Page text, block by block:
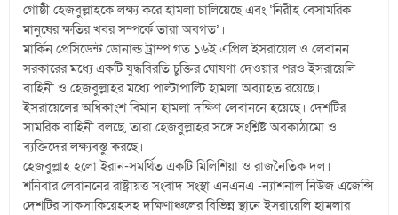
গোষ্ঠী হেজবুল্লাহকে লক্ষ্য করে হামলা চালিয়েছে এবং ‘নিরীহ বেসামরিক
মানুষের ক্ষতির খবর সম্পর্কে তারা অবগত’।
মার্কিন প্রেসিডেন্ট ডোনাল্ড ট্রাম্প গত ১৬ই এপ্রিল ইসরায়েল ও লেবানন
সরকারের মধ্যে একটি যুদ্ধবিরতি চুক্তির ঘোষণা দেওয়ার পরও ইসরায়েলি
বাহিনী ও হেজবুল্লাহর মধ্যে পাল্টাপাল্টি হামলা অব্যাহত রয়েছে।
ইসরায়েলের অধিকাংশ বিমান হামলা দক্ষিণ লেবাননে হয়েছে। দেশটির
সামরিক বাহিনী বলছে, তারা হেজবুল্লাহর সঙ্গে সংশ্লিষ্ট অবকাঠামো ও
ব্যক্তিদের লক্ষ্যবস্তু করছে।
হেজবুল্লাহ হলো ইরান-সমর্থিত একটি মিলিশিয়া ও রাজনৈতিক দল।
শনিবার লেবাননের রাষ্ট্রায়ত্ত সংবাদ সংস্থা এনএনএ -ন্যাশনাল নিউজ এজেন্সি
দেশটির সাকসাকিয়েহসহ দক্ষিণাঞ্চলের বিভিন্ন স্থানে ইসরায়েলি হামলার